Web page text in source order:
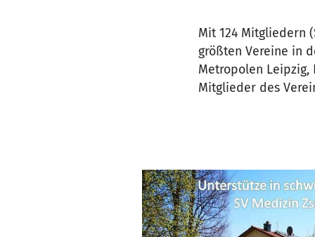
Mit 124 Mitgliedern
größten Vereine in
Metropolen
Mitglieder des